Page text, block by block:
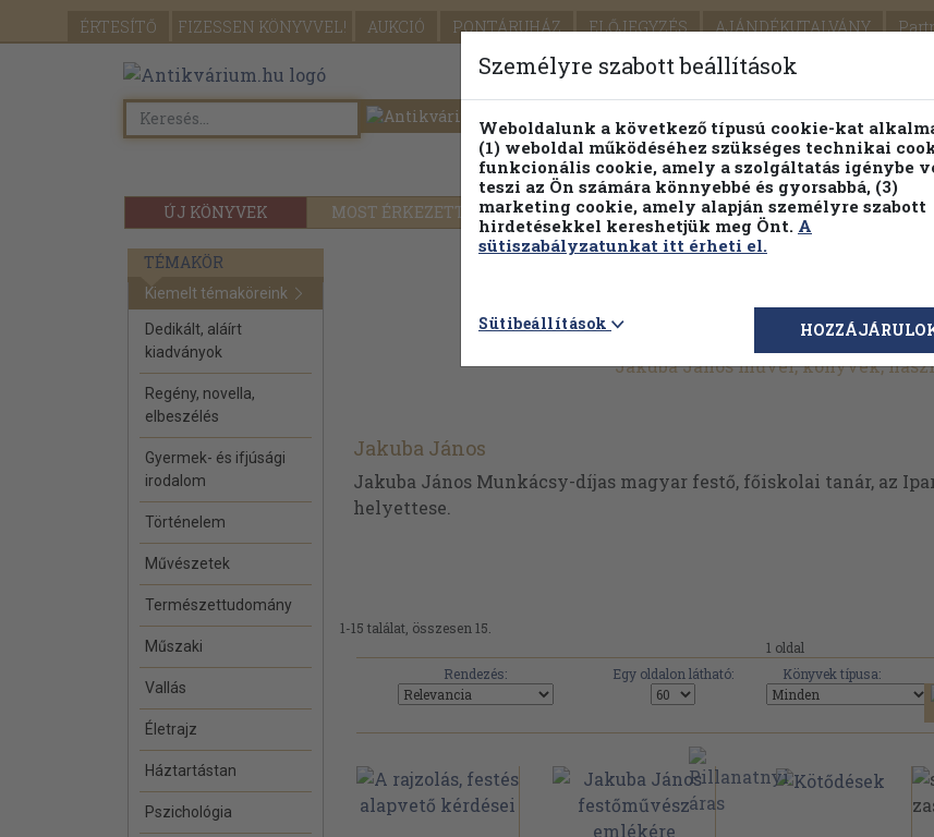
ÉRTESÍTŐ FIZESSEN KÖNYVVEL! AUKCIÓ PONTÁRUHÁZ ELŐJEGYZÉS AJÁNDÉKUTALVÁNY
ÚJ KÖNYVEK MOST ÉRKEZETT PILLANATNYI ÁRAINK FENNTARTHATÓ
Részletes kereső Témaköri fa
TÉMAKÖR
Kiemelt témaköreink
Dedikált, aláírt
kiadványok
Regény, novella,
elbeszélés
Gyermek- és ifjúsági
irodalom
Történelem
Művészetek
Természettudomány
Műszaki
Vallás
Életrajz
Háztartástan
Pszichológia
Jakuba János művei, könyvek,
Jakuba János
Jakuba János Munkácsy-díjas magyar festő, főiskolai tanár, az
helyettese.
1-15 találat, összesen 15.
1 oldal
Rendezés:
Egy oldalon látható: Könyvek típusa:
Személyre szabott beállítások
Weboldalunk a következő típusú cookie-kat
(1) weboldal működéséhez szükséges technikai
funkcionális cookie, amely a szolgáltatás igénybe
teszi az Ön számára könnyebbé és gyorsabbá, (3)
marketing cookie, amely alapján személyre szabott
hirdetésekkel kereshetjük meg Önt. A
sütiszabályzatunkat itt érheti el.
Sütibeállítások